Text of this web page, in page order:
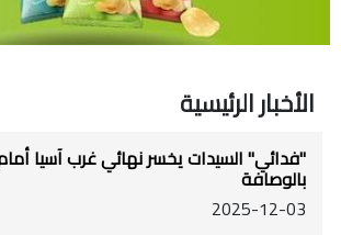
الأخبار الرئيسية
"فدائي" السيدات يخسر نهائي غرب آسيا
بالوصافة
2025-12-03